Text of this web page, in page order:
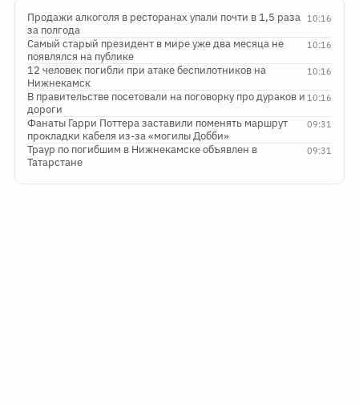
10:16
Продажи алкоголя в ресторанах упали почти в 1,5 раза
за полгода
10:16
Самый старый президент в мире уже два месяца не
появлялся на публике
10:16
12 человек погибли при атаке беспилотников на
Нижнекамск
10:16
В правительстве посетовали на поговорку про дураков и
дороги
09:31
Фанаты Гарри Поттера заставили поменять маршрут
прокладки кабеля из-за «могилы Добби»
09:31
Траур по погибшим в Нижнекамске объявлен в
Татарстане